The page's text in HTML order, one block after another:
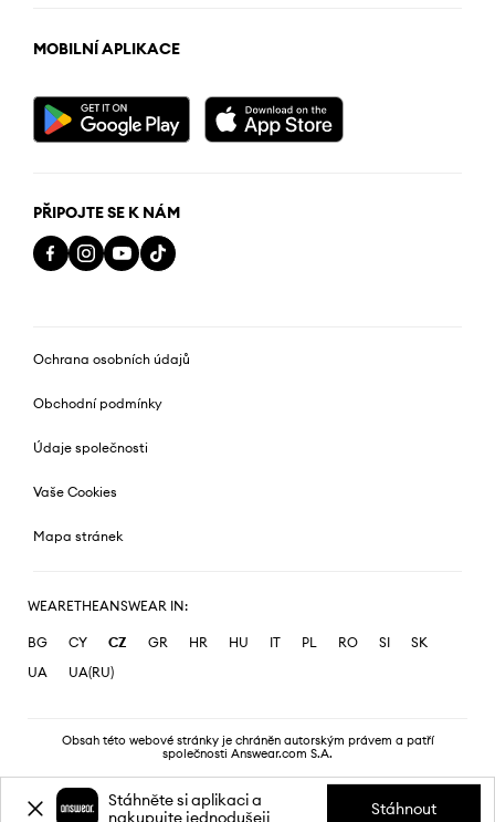
MOBILNÍ APLIKACE
PŘIPOJTE SE K NÁM
Ochrana osobních údajů
Obchodní podmínky
Údaje společnosti
Vaše Cookies
Mapa stránek
WEARETHEANSWEAR IN:
BG CY CZ GR HR HU IT PL RO SI
SK
UA
UA(RU)
Obsah této webové stránky je chráněn autorským právem a patří
společnosti Answear.com S.A.
Stáhněte si aplikaci a
nakupujte jednodušeji
Stáhnout